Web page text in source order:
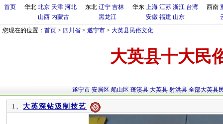
首页 华北 北京 天津 河北
山西 内蒙古
东北 辽宁 吉林
黑龙江
华东 上海 江苏 浙江 台湾
安徽 福建 山东
西南
您现在的位置： 首页 > 四川省 > 遂宁市 > 大英县民俗文化
大英县十大民
遂宁市 安居区 船山区 蓬溪县 大英县 射洪县 全部大英县
1、 大英深钻汲制技艺